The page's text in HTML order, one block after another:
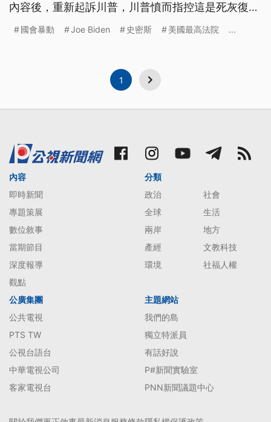
內容後，重新起訴川普，川普憤而指控這是死灰復燃
（Kamala Harris），則是終於同意在美東時間29日
國會暴動 Joe Biden 史密斯 美國最高法院 ...
1
內容
即時新聞
專題策展
數位敘事
當期節目
深度報導
觀點
分類
政治
社會
全球
生活
兩岸
地方
產經
文教科技
環境
社福人權
公廣集團
公共電視
PTS TW
公視台語台
中華電視公司
客家電視台
主題網站
我們的島
獨立特派員
有話好說
P#新聞實驗室
PNN新聞議題中心